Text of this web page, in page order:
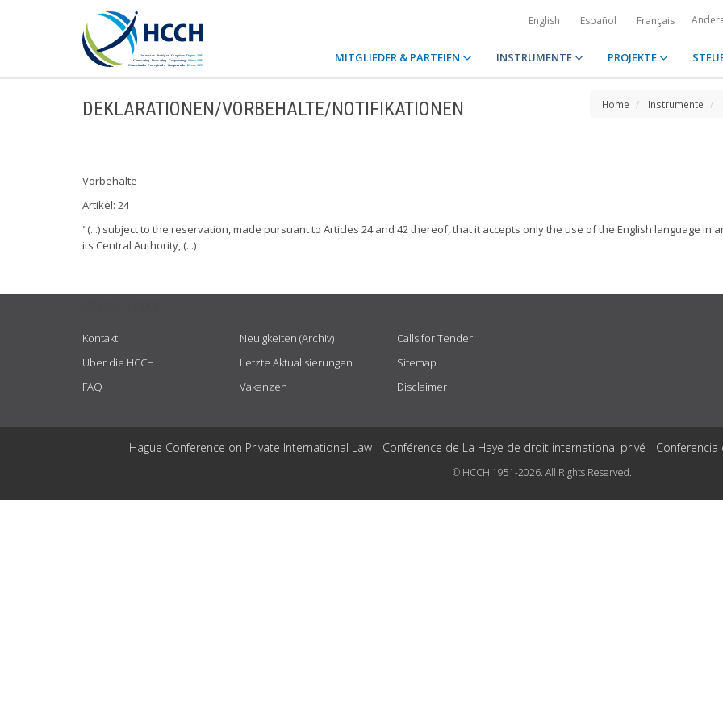
English Español Français
MITGLIEDER & PARTEIEN INSTRUMENTE PROJEKTE
DEKLARATIONEN/VORBEHALTE/NOTIFIKATIONEN Home Instrumente
Vorbehalte
Artikel: 24
"(...) subject to the reservation, made pursuant to Articles 24 and 42 thereof, that it accepts only the use of the English language in
its Central Authority, (...)
Kontakt
Über die HCCH
FAQ
Neuigkeiten (Archiv)
Letzte Aktualisierungen
Vakanzen
Calls for Tender
Sitemap
Disclaimer
Hague Conference on Private International Law - Conférence de La Haye de droit international privé -
© HCCH 1951-2026. All Rights Reserved.